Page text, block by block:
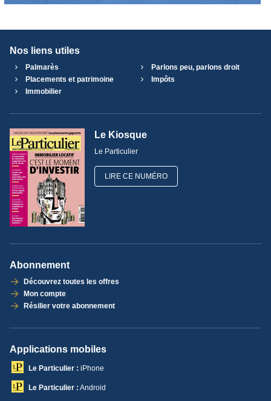
Nos liens utiles
Palmarès
Parlons peu, parlons droit
Placements et patrimoine
Impôts
Immobilier
Le Kiosque
Le Particulier
LIRE CE NUMÉRO
Abonnement
Découvrez toutes les offres
Mon compte
Résilier votre abonnement
Applications mobiles
Le Particulier : iPhone
Le Particulier : Android